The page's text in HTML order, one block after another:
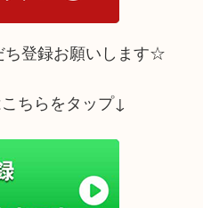
登録お願いします☆
ちらをタップ↓